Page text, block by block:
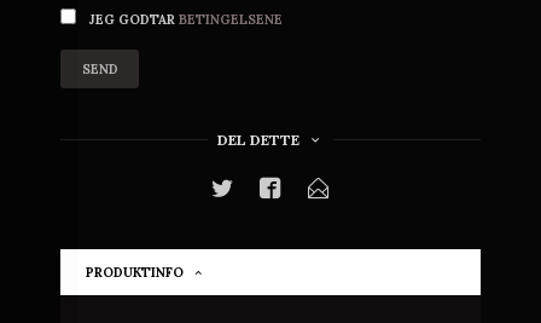
JEG GODTARBETINGELSENE
SEND
DEL DETTE
PRODUKTINFO